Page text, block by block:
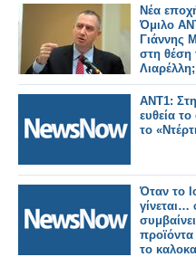
Νέα
Όμιλο
Γιάννης
στη θέση
Λιαρέλλη;
ANT1:
ευθεία
το
Όταν το
γίνεται…
το